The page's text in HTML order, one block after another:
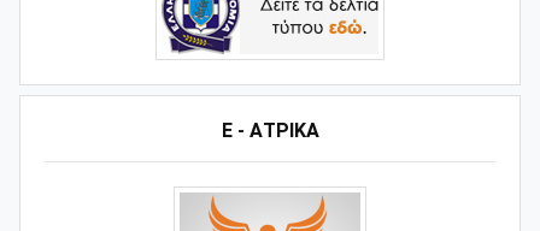
Ε - ΑΤΡΙΚΑ